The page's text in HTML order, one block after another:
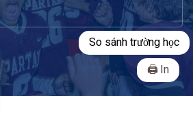
So sánh trường học
In